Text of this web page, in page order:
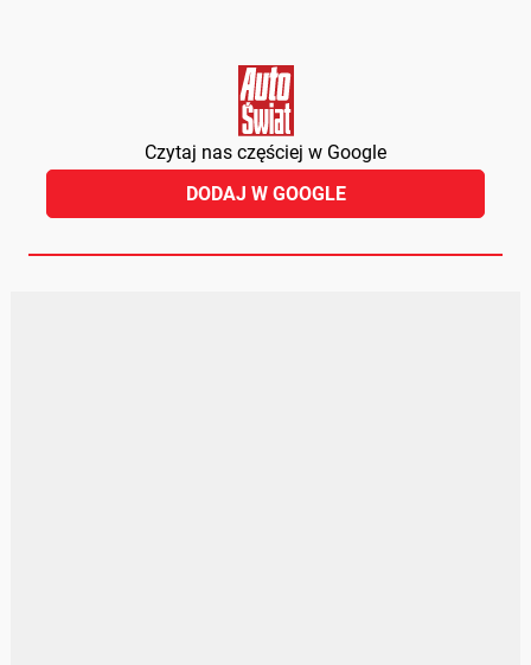
Czytaj nas częściej w Google
DODAJ W GOOGLE